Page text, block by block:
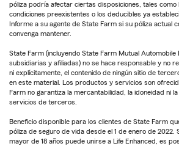
póliza podría afectar ciertas disposiciones, tales
condiciones preexistentes o los deducibles ya
Informe a su agente de State Farm si su póliza actual
convenga mantener.
State Farm (incluyendo State Farm Mutual Automobile
subsidiarias y afiliadas) no se hace responsable y no
ni explícitamente, el contenido de ningún sitio de
en este material. Los productos y servicios son
Farm no garantiza la mercantabilidad, la idoneidad ni
servicios de terceros.
Beneficio disponible para los clientes de State Farm
póliza de seguro de vida desde el 1 de enero de 2022.
mayor de 18 años puede unirse a Life Enhanced, es